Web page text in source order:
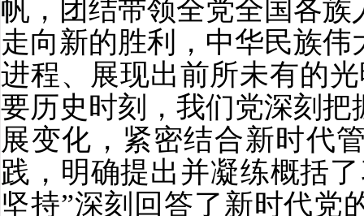
帆，团结带领全党全国各
走向新的胜利，中华民族
进程、展现出前所未有的
要历史时刻，我们党深刻
展变化，紧密结合新时代
践，明确提出并凝练概括
坚持”深刻回答了新时代党